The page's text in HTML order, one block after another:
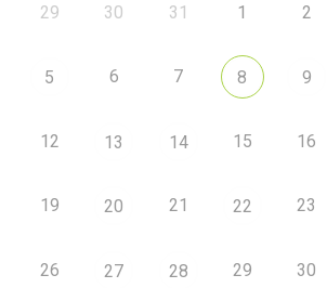
29 30 31 1 2
5 6 7 8 9
12 13 14 15 16
19 20 21 22 23
26 27 28 29 30